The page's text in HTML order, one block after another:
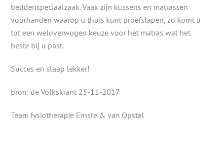
beddenspeciaalzaak. Vaak zijn kussens en matrassen
voorhanden waarop u thuis kunt proefslapen, zo komt u
tot een weloverwogen keuze voor het matras wat het
beste bij u past.
Succes en slaap lekker!
bron: de Volkskrant 25-11-2017
Team fysiotherapie Ernste & van Opstal